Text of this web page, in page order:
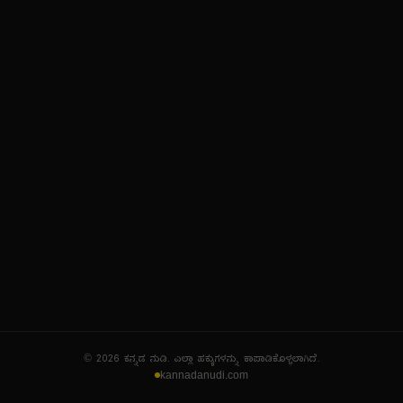
© 2026 ಕನ್ನಡ ನುಡಿ. ಎಲ್ಲಾ ಹಕ್ಕುಗಳನ್ನು ಕಾಪಾಡಿಕೊಳ್ಳಲಾಗಿದೆ.
kannadanudi.com